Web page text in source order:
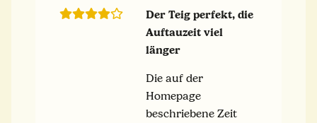
Der Teig perfekt, die
Auftauzeit viel
länger
Die auf der
Homepage
beschriebene Zeit